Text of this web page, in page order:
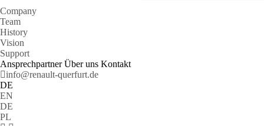
Company
Team
History
Vision
Support
Ansprechpartner Über uns Kontakt
info@renault-querfurt.de
DE
EN
DE
PL